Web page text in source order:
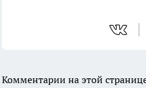
Комментарии на этой